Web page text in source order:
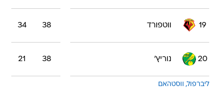
19 ווטפורד 38
34
20 נוריץ' 38
21
ליברפול ווסטהאם